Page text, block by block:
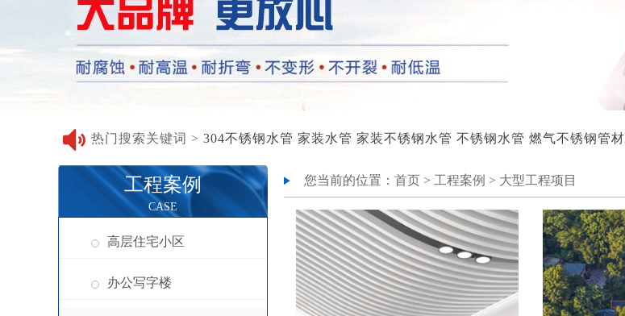
热门搜索关键词 > 304不锈钢水管 家装水管 家装不锈钢水管 不锈钢水管 燃气不锈钢管材
工程案例
CASE
高层住宅小区
办公写字楼
您当前的位置： 首页 > 工程案例 > 大型工程项目